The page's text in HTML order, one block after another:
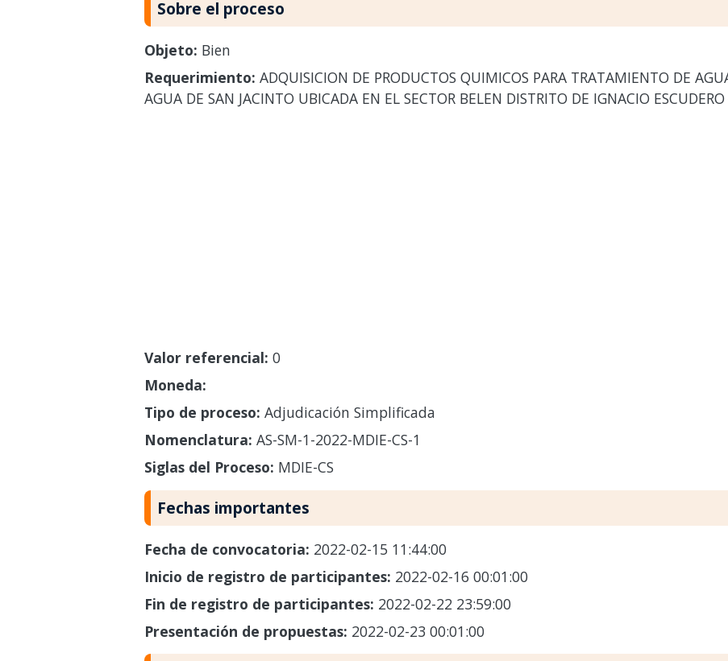
Sobre el proceso
Objeto: Bien
Requerimiento: ADQUISICION DE PRODUCTOS QUIMICOS PARA TRATAMIENTO DE
AGUA DE SAN JACINTO UBICADA EN EL SECTOR BELEN DISTRITO DE IGNACIO
Valor referencial: 0
Moneda:
Tipo de proceso: Adjudicación Simplificada
Nomenclatura: AS-SM-1-2022-MDIE-CS-1
Siglas del Proceso: MDIE-CS
Fechas importantes
Fecha de convocatoria: 2022-02-15 11:44:00
Inicio de registro de participantes: 2022-02-16 00:01:00
Fin de registro de participantes: 2022-02-22 23:59:00
Presentación de propuestas: 2022-02-23 00:01:00